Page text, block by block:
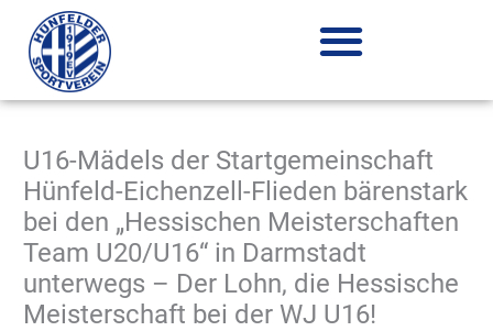
Inhalt
springen
U16-Mädels der Startgemeinschaft
Hünfeld-Eichenzell-Flieden bärenstark
bei den „Hessischen Meisterschaften
Team U20/U16“ in Darmstadt
unterwegs – Der Lohn, die Hessische
Meisterschaft bei der WJ U16!